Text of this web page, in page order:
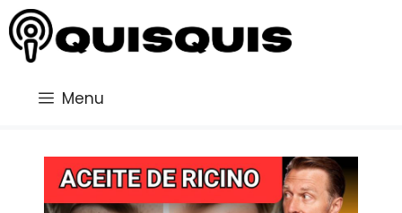
Saltar
al
contenido
Menu